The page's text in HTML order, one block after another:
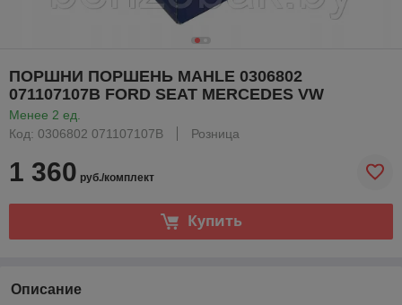
ПОРШНИ ПОРШЕНЬ MAHLE 0306802
071107107B FORD SEAT MERCEDES VW
Менее 2 ед.
Код: 0306802 071107107B
Розница
1 360 руб./комплект
Купить
Описание